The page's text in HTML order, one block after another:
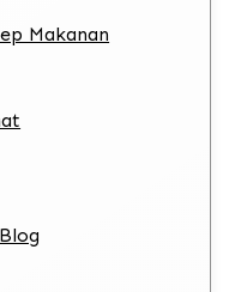
Makanan